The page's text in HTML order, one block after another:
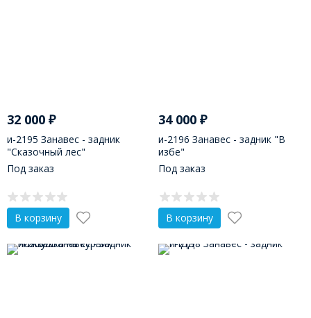
32 000 ₽
и-2195 Занавес - задник
"Сказочный лес"
Под заказ
В корзину
34 000₽
и-2196 Занавес - задник "В
избе"
Под заказ
В корзину